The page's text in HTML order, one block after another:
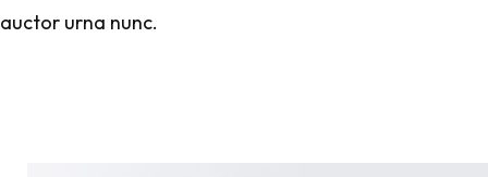
auctor urna nunc.